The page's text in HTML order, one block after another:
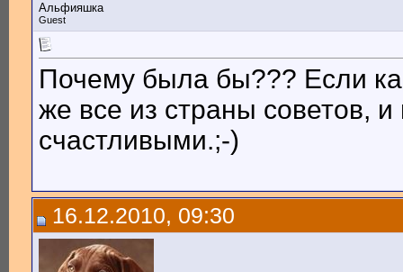
Альфияшка
Guest
Почему была бы??? Если
же все из страны советов,
счастливыми.;-)
16.12.2010, 09:30